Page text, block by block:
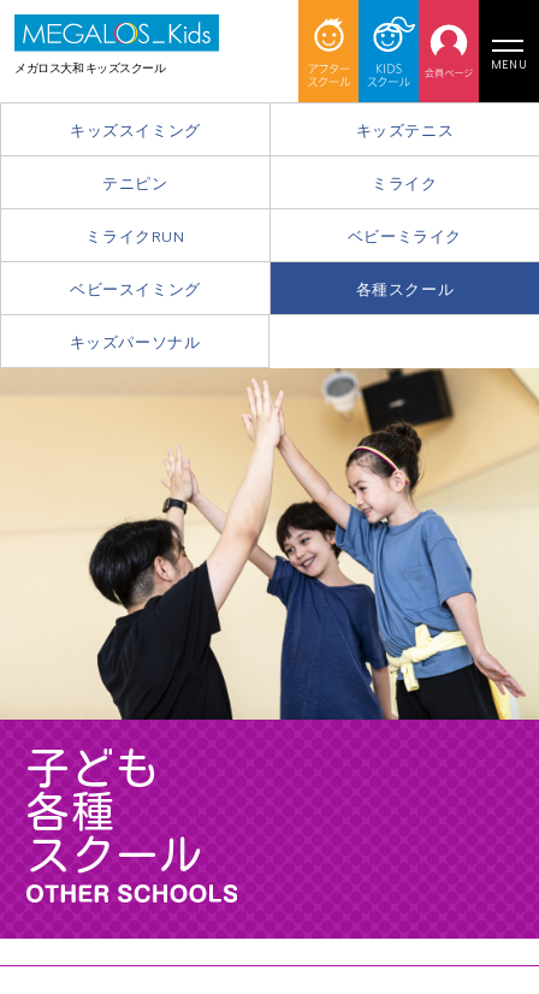
メガロス大和 キッズスクール MENU
キッズスイミング キッズテニス
テニピン ミライク
ミライクRUN ベビーミライク
ベビースイミング 各種スクール
キッズパーソナル
子ども
各種
スクール